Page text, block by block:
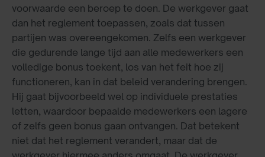
voorwaarde een beroep te doen. De werkgever gaat
dan het reglement toepassen, zoals dat tussen
partijen was overeengekomen. Zelfs een werkgever
die gedurende lange tijd aan alle medewerkers een
volledige bonus toekent, los van het feit hoe zij
functioneren, kan in dat beleid verandering brengen.
Hij gaat bijvoorbeeld wel op individuele prestaties
letten, waardoor bepaalde medewerkers een lagere
of zelfs geen bonus gaan ontvangen. Dat betekent
niet dat het reglement verandert, maar dat de